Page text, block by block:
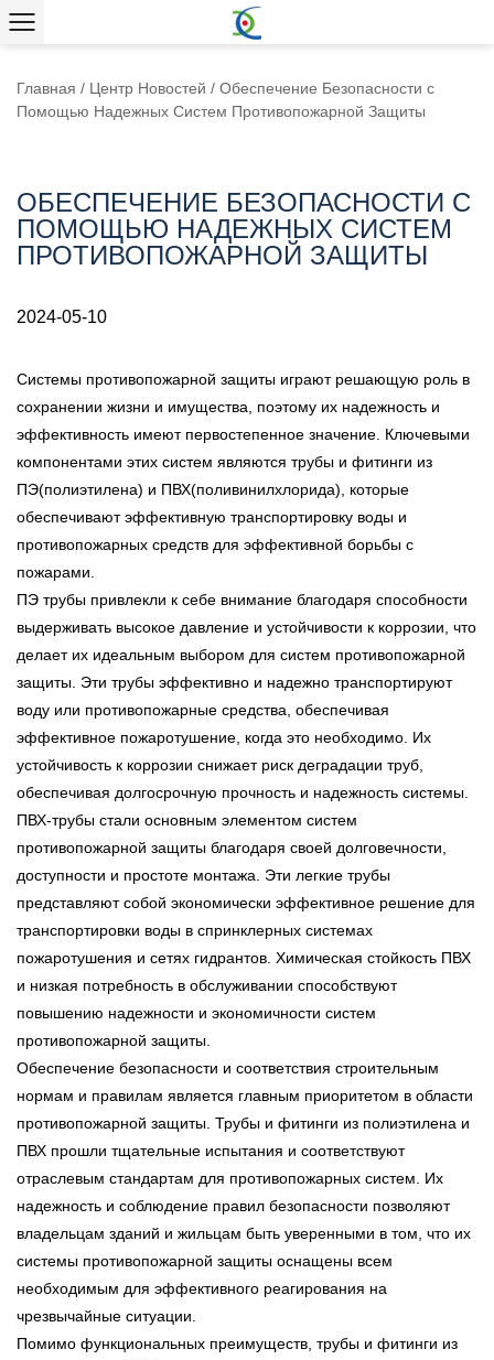
Главная / Центр Новостей / Обеспечение Безопасности с
Помощью Надежных Систем Противопожарной Защиты
ОБЕСПЕЧЕНИЕ БЕЗОПАСНОСТИ С
ПОМОЩЬЮ НАДЕЖНЫХ СИСТЕМ
ПРОТИВОПОЖАРНОЙ ЗАЩИТЫ
2024-05-10
Системы противопожарной защиты играют решающую роль в
сохранении жизни и имущества, поэтому их надежность и
эффективность имеют первостепенное значение. Ключевыми
компонентами этих систем являются трубы и фитинги из
ПЭ(полиэтилена) и ПВХ(поливинилхлорида), которые
обеспечивают эффективную транспортировку воды и
противопожарных средств для эффективной борьбы с
пожарами.
ПЭ трубы привлекли к себе внимание благодаря способности
выдерживать высокое давление и устойчивости к коррозии, что
делает их идеальным выбором для систем противопожарной
защиты. Эти трубы эффективно и надежно транспортируют
воду или противопожарные средства, обеспечивая
эффективное пожаротушение, когда это необходимо. Их
устойчивость к коррозии снижает риск деградации труб,
обеспечивая долгосрочную прочность и надежность системы.
ПВХ-трубы стали основным элементом систем
противопожарной защиты благодаря своей долговечности,
доступности и простоте монтажа. Эти легкие трубы
представляют собой экономически эффективное решение для
транспортировки воды в спринклерных системах
пожаротушения и сетях гидрантов. Химическая стойкость ПВХ
и низкая потребность в обслуживании способствуют
повышению надежности и экономичности систем
противопожарной защиты.
Обеспечение безопасности и соответствия строительным
нормам и правилам является главным приоритетом в области
противопожарной защиты. Трубы и фитинги из полиэтилена и
ПВХ прошли тщательные испытания и соответствуют
отраслевым стандартам для противопожарных систем. Их
надежность и соблюдение правил безопасности позволяют
владельцам зданий и жильцам быть уверенными в том, что их
системы противопожарной защиты оснащены всем
необходимым для эффективного реагирования на
чрезвычайные ситуации.
Помимо функциональных преимуществ, трубы и фитинги из